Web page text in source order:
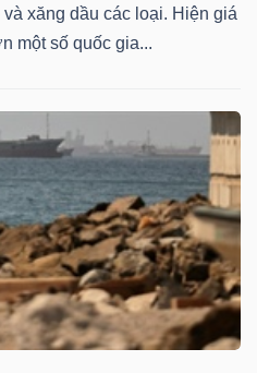
xăng dầu các loại. Hiện giá
một số quốc gia...